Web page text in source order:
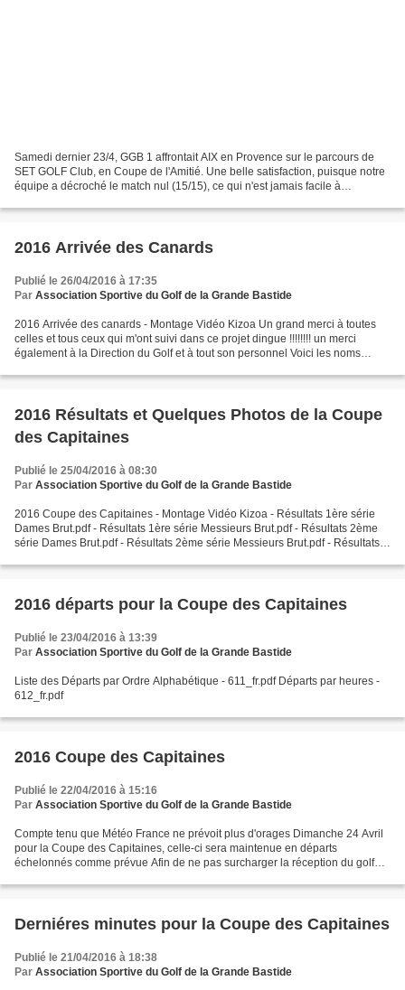
Samedi dernier 23/4, GGB 1 affrontait AIX en Provence sur le parcours de
SET GOLF Club, en Coupe de l'Amitié. Une belle satisfaction, puisque notre
équipe a décroché le match nul (15/15), ce qui n'est jamais facile à
2016 Arrivée des Canards
Publié le 26/04/2016 à 17:35
Par Association Sportive du Golf de la Grande Bastide
2016 Arrivée des canards - Montage Vidéo Kizoa Un grand merci à toutes
celles et tous ceux qui m'ont suivi dans ce projet dingue !!!!!!!! un merci
également à la Direction du Golf et à tout son personnel Voici les noms
2016 Résultats et Quelques Photos de la Coupe
des Capitaines
Publié le 25/04/2016 à 08:30
Par Association Sportive du Golf de la Grande Bastide
2016 Coupe des Capitaines - Montage Vidéo Kizoa - Résultats 1ère série
Dames Brut.pdf - Résultats 1ère série Messieurs Brut.pdf - Résultats 2ème
série Dames Brut.pdf - Résultats 2ème série Messieurs Brut.pdf - Résultats
2016 départs pour la Coupe des Capitaines
Publié le 23/04/2016 à 13:39
Par Association Sportive du Golf de la Grande Bastide
Liste des Départs par Ordre Alphabétique - 611_fr.pdf Départs par heures -
612_fr.pdf
2016 Coupe des Capitaines
Publié le 22/04/2016 à 15:16
Par Association Sportive du Golf de la Grande Bastide
Compte tenu que Météo France ne prévoit plus d'orages Dimanche 24 Avril
pour la Coupe des Capitaines, celle-ci sera maintenue en départs
échelonnés comme prévue Afin de ne pas surcharger la réception du golf
Derniéres minutes pour la Coupe des Capitaines
Publié le 21/04/2016 à 18:38
Par Association Sportive du Golf de la Grande Bastide